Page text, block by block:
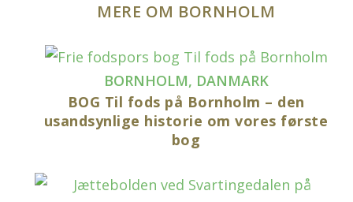
MERE OM BORNHOLM
BORNHOLM, DANMARK
BOG Til fods på Bornholm – den
usandsynlige historie om vores første
bog